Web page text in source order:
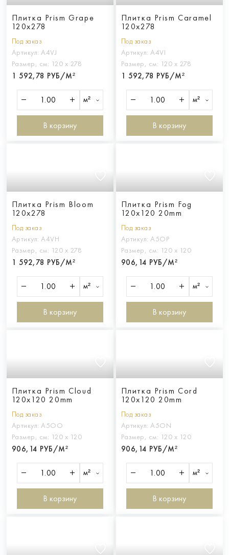
Плитка Prism Grape
120x278
Под заказ
Артикул: A4VJ
Размер, см: 120 х 278
1 592,78 РУБ/М²
м²
В корзину
Плитка Prism Caramel
120x278
Под заказ
Артикул: A4VI
Размер, см: 120 х 278
1 592,78 РУБ/М²
м²
В корзину
Плитка Prism Bloom
120x278
Под заказ
Артикул: A4VH
Размер, см: 120 х 278
1 592,78 РУБ/М²
м²
В корзину
Плитка Prism Fog
120x120 20mm
Под заказ
Артикул: A5OP
Размер, см: 120 х 120
906,14 РУБ/М²
м²
В корзину
Плитка Prism Cloud
120x120 20mm
Под заказ
Артикул: A5OO
Размер, см: 120 х 120
906,14 РУБ/М²
м²
В корзину
Плитка Prism Cord
120x120 20mm
Под заказ
Артикул: A5ON
Размер, см: 120 х 120
906,14 РУБ/М²
м²
В корзину